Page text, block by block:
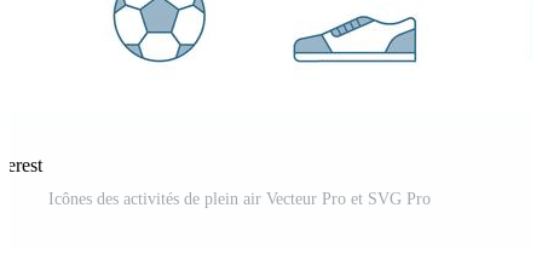
Icônes des activités de plein air Vecteur Pro et SVG Pro